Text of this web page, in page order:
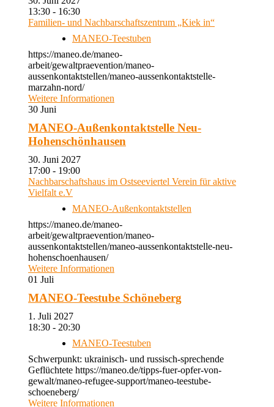
13:30 - 16:30
Familien- und Nachbarschaftszentrum „Kiek in“
MANEO-Teestuben
https://maneo.de/maneo-
arbeit/gewaltpraevention/maneo-
aussenkontaktstellen/maneo-aussenkontaktstelle-
marzahn-nord/
Weitere Informationen
30 Juni
MANEO-Außenkontaktstelle Neu-
Hohenschönhausen
30. Juni 2027
17:00 - 19:00
Nachbarschaftshaus im Ostseeviertel Verein für aktive
Vielfalt e.V
MANEO-Außenkontaktstellen
https://maneo.de/maneo-
arbeit/gewaltpraevention/maneo-
aussenkontaktstellen/maneo-aussenkontaktstelle-neu-
hohenschoenhausen/
Weitere Informationen
01 Juli
MANEO-Teestube Schöneberg
1. Juli 2027
18:30 - 20:30
MANEO-Teestuben
Schwerpunkt: ukrainisch- und russisch-sprechende
Geflüchtete https://maneo.de/tipps-fuer-opfer-von-
gewalt/maneo-refugee-support/maneo-teestube-
schoeneberg/
Weitere Informationen